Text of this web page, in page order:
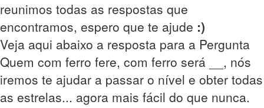
reunimos todas as respostas que
encontramos, espero que te ajude :)
Veja aqui abaixo a resposta para a Pergunta
Quem com ferro fere, com ferro será __, nós
iremos te ajudar a passar o nível e obter todas
as estrelas... agora mais fácil do que nunca.